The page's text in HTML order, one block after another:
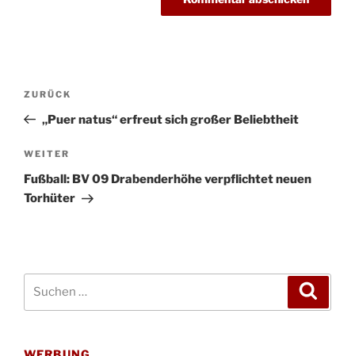
Beitragsnavigation
Vorheriger
Beitrag
ZURÜCK
„Puer natus“ erfreut sich großer Beliebtheit
Nächster
Beitrag
WEITER
Fußball: BV 09 Drabenderhöhe verpflichtet neuen
Torhüter